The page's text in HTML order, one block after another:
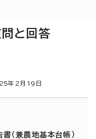
と回答
年2月 19 日
（兼農地基本台帳）